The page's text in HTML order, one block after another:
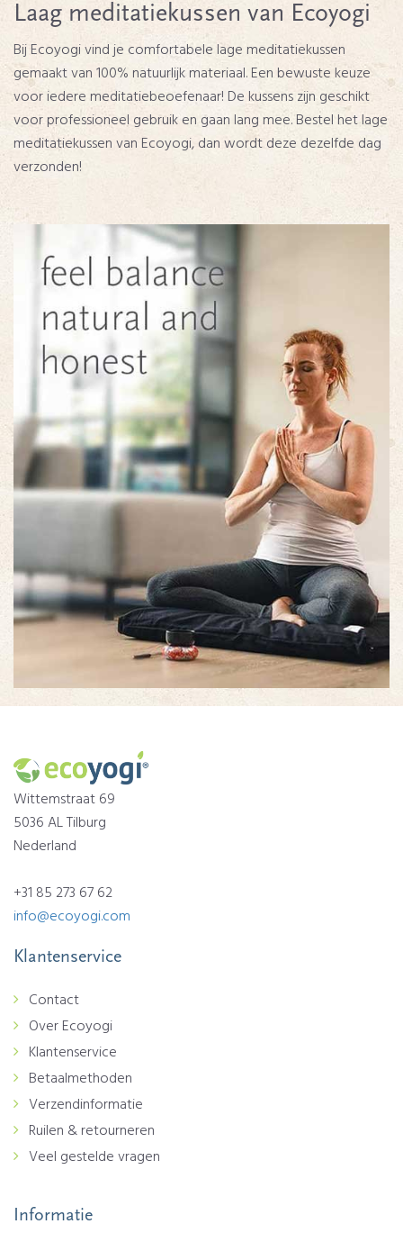
Laag meditatiekussen van Ecoyogi
Bij Ecoyogi vind je comfortabele lage meditatiekussen
gemaakt van 100% natuurlijk materiaal. Een bewuste keuze
voor iedere meditatiebeoefenaar! De kussens zijn geschikt
voor professioneel gebruik en gaan lang mee. Bestel het lage
meditatiekussen van Ecoyogi, dan wordt deze dezelfde dag
verzonden!
Wittemstraat 69
5036 AL Tilburg
Nederland
+31 85 273 67 62
info@ecoyogi.com
Klantenservice
Contact
Over Ecoyogi
Klantenservice
Betaalmethoden
Verzendinformatie
Ruilen & retourneren
Veel gestelde vragen
Informatie